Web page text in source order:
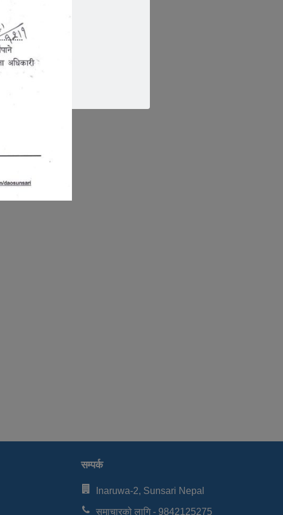
सम्पर्क
Inaruwa-2, Sunsari Nepal
समाचारको लागि - 9842125275